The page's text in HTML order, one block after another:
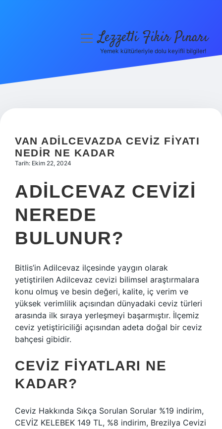
Hakkımızda
menüyüLezzetli Fikir Pınarı
Yemek kültürleriyle dolu keyifli bilgiler!
VAN ADILCEVAZDA CEVIZ FIYATI
NEDIR NE KADAR
Tarih: Ekim 22, 2024
ADILCEVAZ CEVIZI
NEREDE
BULUNUR?
Bitlis’in Adilcevaz ilçesinde yaygın olarak
yetiştirilen Adilcevaz cevizi bilimsel araştırmalara
konu olmuş ve besin değeri, kalite, iç verim ve
yüksek verimlilik açısından dünyadaki ceviz türleri
arasında ilk sıraya yerleşmeyi başarmıştır. İlçemiz
ceviz yetiştiriciliği açısından adeta doğal bir ceviz
bahçesi gibidir.
CEVIZ FIYATLARI NE
KADAR?
Ceviz Hakkında Sıkça Sorulan Sorular %19 indirim,
CEVİZ KELEBEK 149 TL, %8 indirim, Brezilya Cevizi